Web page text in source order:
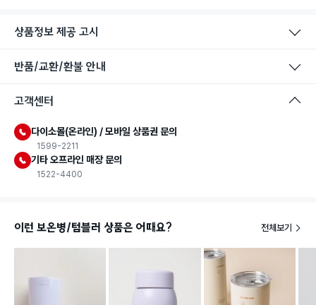
상품정보 제공 고시
반품/교환/환불 안내
고객센터
다이소몰(온라인) / 모바일 상품권 문의
1599-2211
기타 오프라인 매장 문의
1522-4400
이런 보온병/텀블러 상품은 어때요? 전체보기